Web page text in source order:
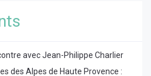
avec Jean-Philippe Charlier
des Alpes de Haute Provence :